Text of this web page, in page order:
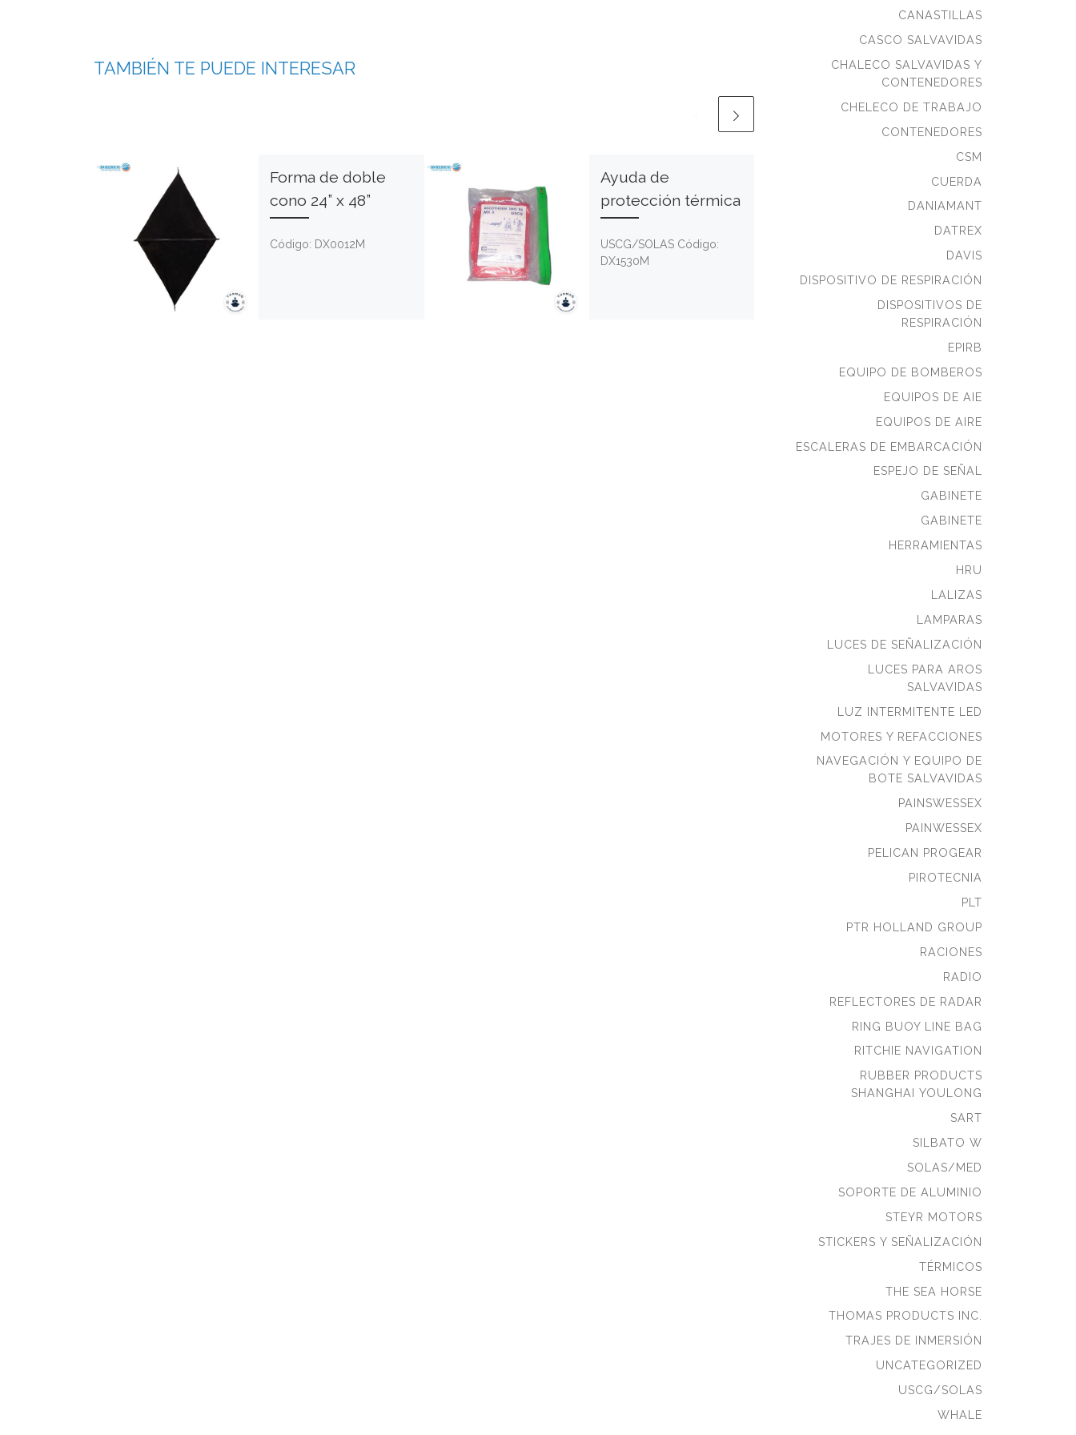
TAMBIÉN TE PUEDE INTERESAR
Forma de doble
cono 24” x 48”
Código: DX0012M
Ayuda de
protección térmica
USCG/SOLAS Código:
DX1530M
Bote de aceite
para ancla de mar
CANASTILLAS
CASCO SALVAVIDAS
CHALECO SALVAVIDAS Y
CONTENEDORES
CHELECO DE TRABAJO
CONTENEDORES
CSM
CUERDA
DANIAMANT
DATREX
DAVIS
DISPOSITIVO DE RESPIRACIÓN
DISPOSITIVOS DE
RESPIRACIÓN
EPIRB
EQUIPO DE BOMBEROS
EQUIPOS DE AIE
EQUIPOS DE AIRE
ESCALERAS DE EMBARCACIÓN
ESPEJO DE SEÑAL
GABINETE
GABINETE
HERRAMIENTAS
HRU
LALIZAS
LAMPARAS
LUCES DE SEÑALIZACIÓN
LUCES PARA AROS
SALVAVIDAS
LUZ INTERMITENTE LED
MOTORES Y REFACCIONES
NAVEGACIÓN Y EQUIPO DE
BOTE SALVAVIDAS
PAINSWESSEX
PAINWESSEX
PELICAN PROGEAR
PIROTECNIA
PLT
PTR HOLLAND GROUP
RACIONES
RADIO
REFLECTORES DE RADAR
RING BUOY LINE BAG
RITCHIE NAVIGATION
RUBBER PRODUCTS
SHANGHAI YOULONG
SART
SILBATO W
SOLAS/MED
SOPORTE DE ALUMINIO
STEYR MOTORS
STICKERS Y SEÑALIZACIÓN
TÉRMICOS
THE SEA HORSE
THOMAS PRODUCTS INC.
TRAJES DE INMERSIÓN
UNCATEGORIZED
USCG/SOLAS
WHALE